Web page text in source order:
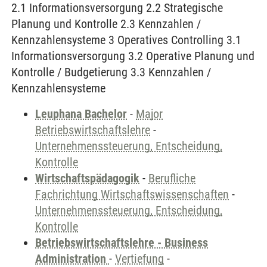
2.1 Informationsversorgung 2.2 Strategische
Planung und Kontrolle 2.3 Kennzahlen /
Kennzahlensysteme 3 Operatives Controlling 3.1
Informationsversorgung 3.2 Operative Planung und
Kontrolle / Budgetierung 3.3 Kennzahlen /
Kennzahlensysteme
Leuphana Bachelor - Major
Betriebswirtschaftslehre -
Unternehmenssteuerung, Entscheidung,
Kontrolle
Wirtschaftspädagogik - Berufliche
Fachrichtung Wirtschaftswissenschaften -
Unternehmenssteuerung, Entscheidung,
Kontrolle
Betriebswirtschaftslehre - Business
Administration - Vertiefung -